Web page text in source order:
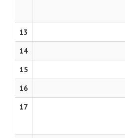
13
14
15
16
17